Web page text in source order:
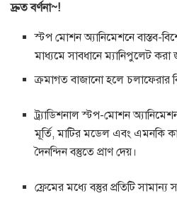
দ্রুত বর্ণনা~!
স্টপ মোশন অ্যানিমেশনে বাস্তব-
মাধ্যমে সাবধানে ম্যানিপুলেট
ক্রমাগত বাজানো হলে চলাফেরার
ট্র্যাডিশনাল স্টপ-মোশন
মূর্তি, মাটির মডেল এবং এমনকি
দৈনন্দিন বস্তুতে প্রাণ দেয়।
ফ্রেমের মধ্যে বস্তুর প্রতিটি